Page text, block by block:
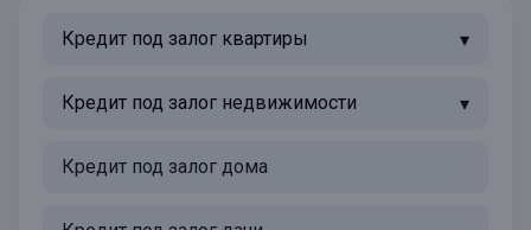
Кредит под залог квартиры
Кредит под залог недвижимости
Кредит под залог дома